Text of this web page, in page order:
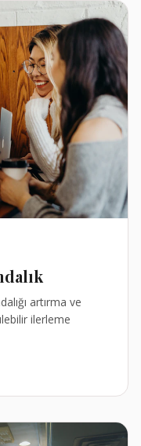
artırma ve
ilerleme